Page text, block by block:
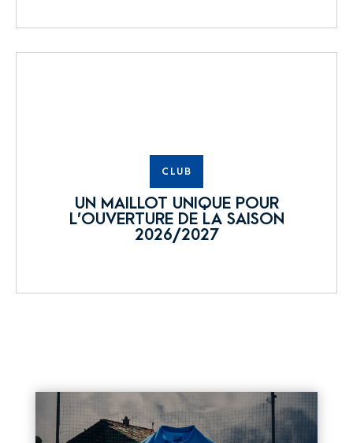
CLUB
UN MAILLOT UNIQUE POUR
L’OUVERTURE DE LA SAISON
2026/2027